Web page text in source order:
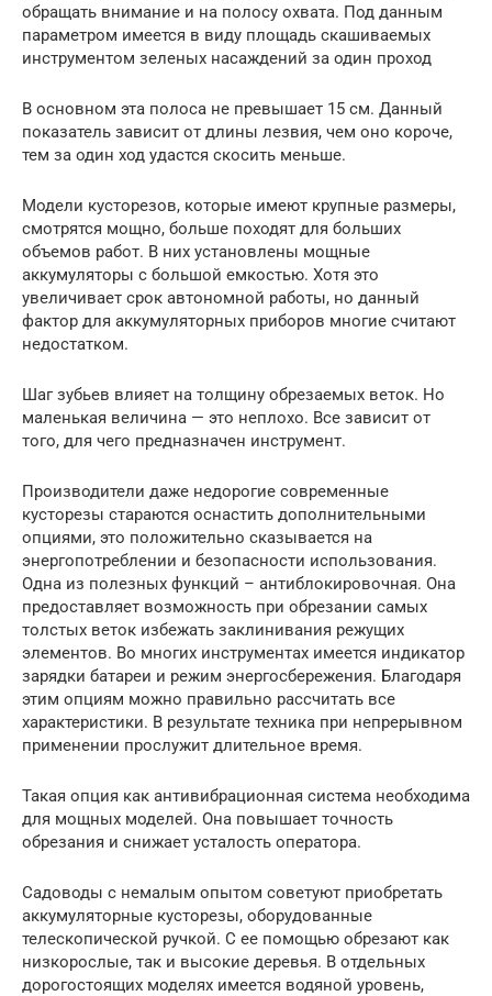
обращать внимание и на полосу охвата. Под данным
параметром имеется в виду площадь скашиваемых
инструментом зеленых насаждений за один проход
В основном эта полоса не превышает 15 см. Данный
показатель зависит от длины лезвия, чем оно короче,
тем за один ход удастся скосить меньше.
Модели кусторезов, которые имеют крупные размеры,
смотрятся мощно, больше походят для больших
объемов работ. В них установлены мощные
аккумуляторы с большой емкостью. Хотя это
увеличивает срок автономной работы, но данный
фактор для аккумуляторных приборов многие считают
недостатком.
Шаг зубьев влияет на толщину обрезаемых веток. Но
маленькая величина — это неплохо. Все зависит от
того, для чего предназначен инструмент.
Производители даже недорогие современные
кусторезы стараются оснастить дополнительными
опциями, это положительно сказывается на
энергопотреблении и безопасности использования.
Одна из полезных функций – антиблокировочная. Она
предоставляет возможность при обрезании самых
толстых веток избежать заклинивания режущих
элементов. Во многих инструментах имеется индикатор
зарядки батареи и режим энергосбережения. Благодаря
этим опциям можно правильно рассчитать все
характеристики. В результате техника при непрерывном
применении прослужит длительное время.
Такая опция как антивибрационная система необходима
для мощных моделей. Она повышает точность
обрезания и снижает усталость оператора.
Садоводы с немалым опытом советуют приобретать
аккумуляторные кусторезы, оборудованные
телескопической ручкой. С ее помощью обрезают как
низкорослые, так и высокие деревья. В отдельных
дорогостоящих моделях имеется водяной уровень,